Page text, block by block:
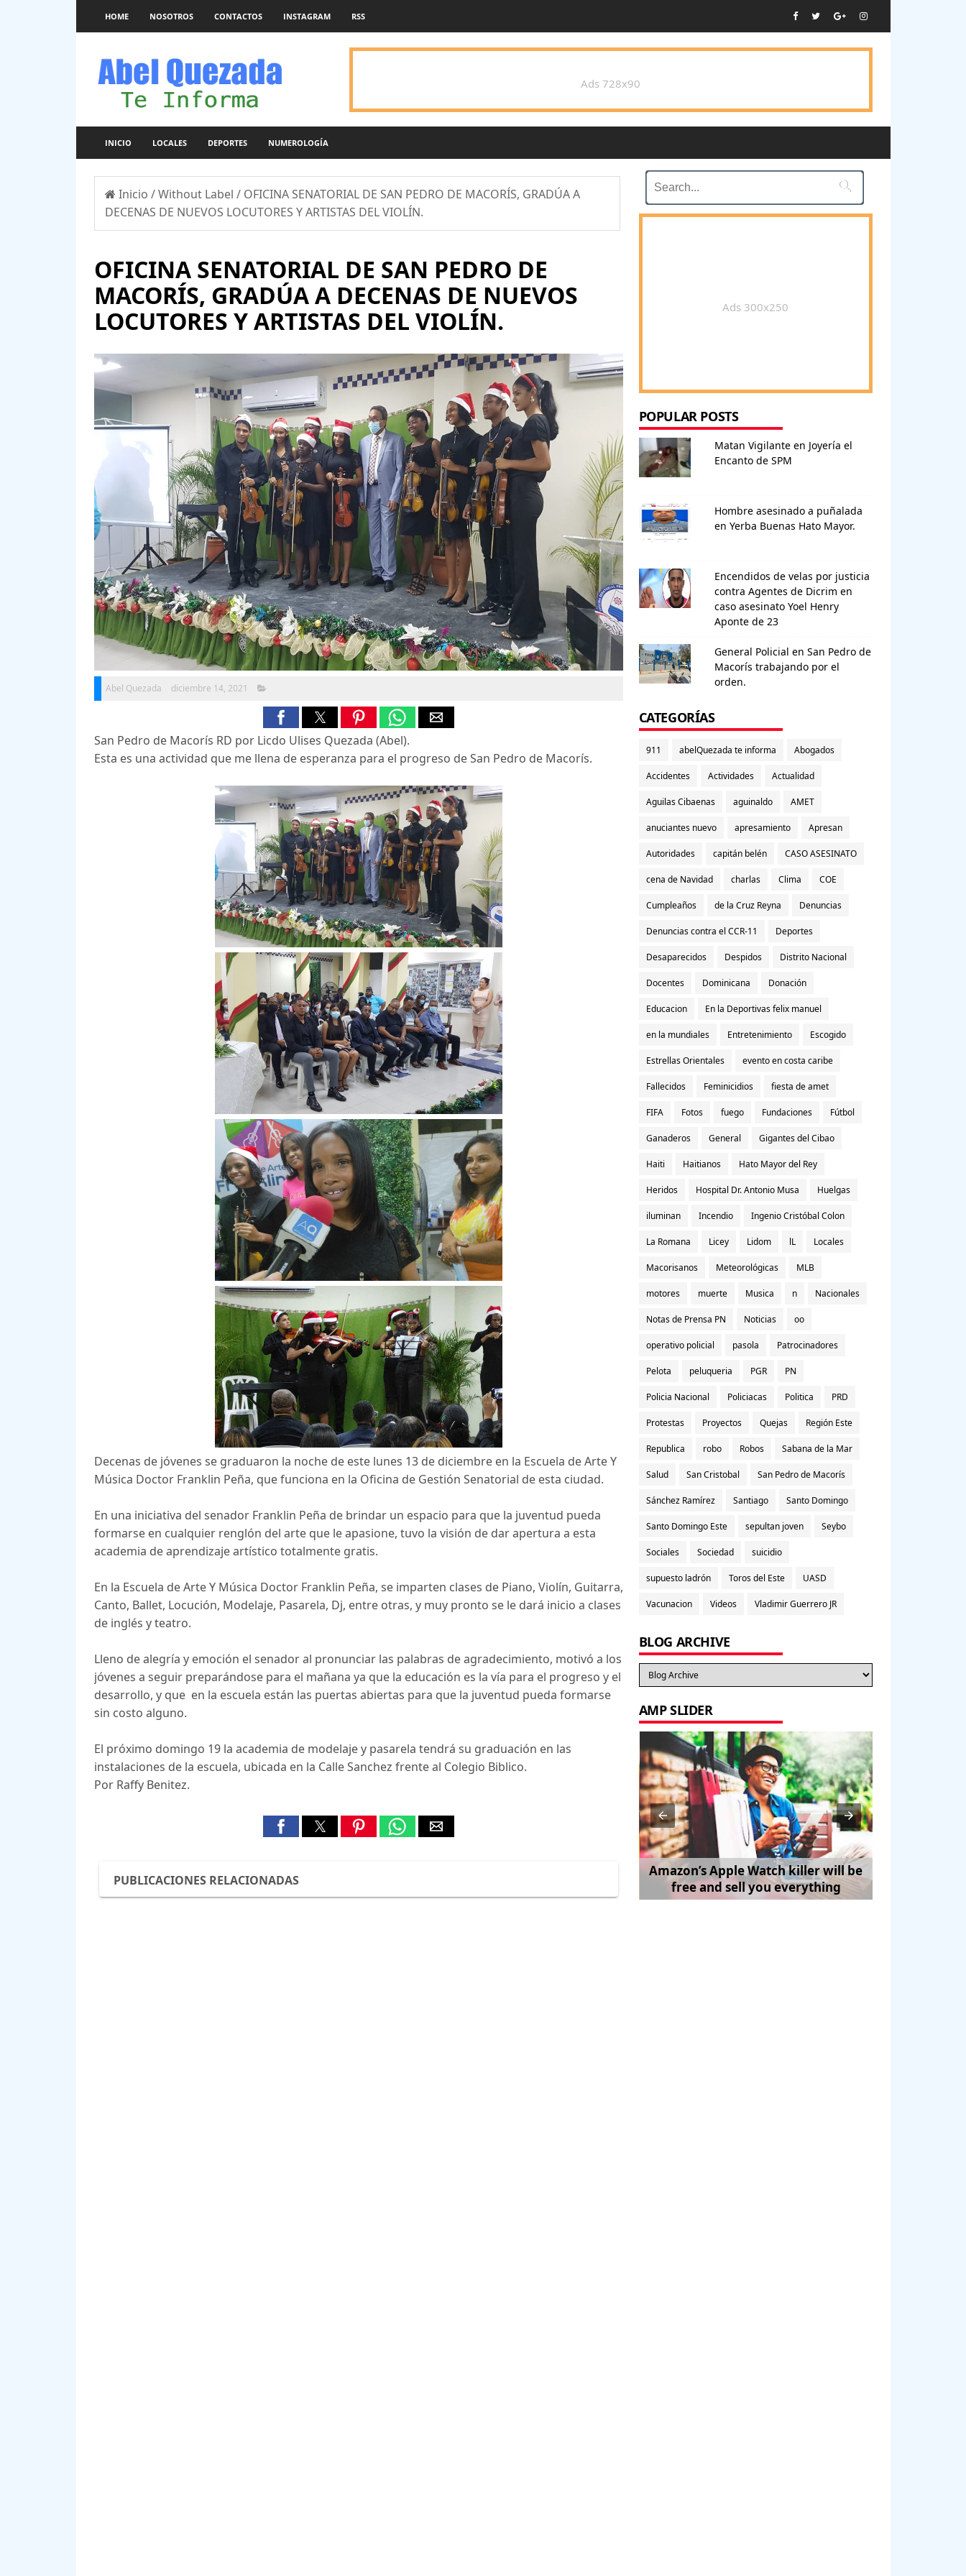
HOME NOSOTROS CONTACTOS INSTAGRAM RSS
Ads 728x90
INICIO LOCALES DEPORTES NUMEROLOGÍA
Inicio /Without Label / OFICINA SENATORIAL DE SAN PEDRO DE MACORÍS, GRADÚA A
DECENAS DE NUEVOS LOCUTORES Y ARTISTAS DEL VIOLÍN.
OFICINA SENATORIAL DE SAN PEDRO DE
MACORÍS, GRADÚA A DECENAS DE NUEVOS
LOCUTORES Y ARTISTAS DEL VIOLÍN.
Abel Quezada diciembre 14, 2021
San Pedro de Macorís RD por Licdo Ulises Quezada (Abel).
Esta es una actividad que me llena de esperanza para el progreso de San Pedro de Macorís.
Decenas de jóvenes se graduaron la noche de este lunes 13 de diciembre en la Escuela de Arte Y
Música Doctor Franklin Peña, que funciona en la Oficina de Gestión Senatorial de esta ciudad.
En una iniciativa del senador Franklin Peña de brindar un espacio para que la juventud pueda
formarse en cualquier renglón del arte que le apasione, tuvo la visión de dar apertura a esta
academia de aprendizaje artístico totalmente gratis.
En la Escuela de Arte Y Música Doctor Franklin Peña, se imparten clases de Piano, Violín, Guitarra,
Canto, Ballet, Locución, Modelaje, Pasarela, Dj, entre otras, y muy pronto se le dará inicio a clases
de inglés y teatro.
Lleno de alegría y emoción el senador al pronunciar las palabras de agradecimiento, motivó a los
jóvenes a seguir preparándose para el mañana ya que la educación es la vía para el progreso y el
desarrollo, y que en la escuela están las puertas abiertas para que la juventud pueda formarse
sin costo alguno.
El próximo domingo 19 la academia de modelaje y pasarela tendrá su graduación en las
instalaciones de la escuela, ubicada en la Calle Sanchez frente al Colegio Biblico.
Por Raffy Benitez.
PUBLICACIONES RELACIONADAS

Ads 300x250
POPULAR POSTS
Matan Vigilante en Joyería el
Encanto de SPM
Hombre asesinado a puñalada
en Yerba Buenas Hato Mayor.
Encendidos de velas por justicia
contra Agentes de Dicrim en
caso asesinato Yoel Henry
Aponte de 23
General Policial en San Pedro de
Macorís trabajando por el
orden.
CATEGORÍAS
911 abelQuezada te informa Abogados
Accidentes Actividades Actualidad
Aguilas Cibaenas aguinaldo AMET
anuciantes nuevo apresamiento Apresan
Autoridades capitán belén CASO ASESINATO
cena de Navidad charlas Clima COE
Cumpleaños de la Cruz Reyna Denuncias
Denuncias contra el CCR-11 Deportes
Desaparecidos Despidos Distrito Nacional
Docentes Dominicana Donación
Educacion En la Deportivas felix manuel
en la mundiales Entretenimiento Escogido
Estrellas Orientales evento en costa caribe
Fallecidos Feminicidios fiesta de amet
FIFA Fotos fuego Fundaciones Fútbol
Ganaderos General Gigantes del Cibao
Haiti Haitianos Hato Mayor del Rey
Heridos Hospital Dr. Antonio Musa Huelgas
iluminan Incendio Ingenio Cristóbal Colon
La Romana Licey Lidom lL Locales
Macorisanos Meteorológicas MLB
motores muerte Musica n Nacionales
Notas de Prensa PN Noticias oo
operativo policial pasola Patrocinadores
Pelota peluqueria PGR PN
Policia Nacional Policiacas Politica PRD
Protestas Proyectos Quejas Región Este
Republica robo Robos Sabana de la Mar
Salud San Cristobal San Pedro de Macorís
Sánchez Ramírez Santiago Santo Domingo
Santo Domingo Este sepultan joven Seybo
Sociales Sociedad suicidio
supuesto ladrón Toros del Este UASD
Vacunacion Videos Vladimir Guerrero JR
BLOG ARCHIVE
AMP SLIDER
Amazon’s Apple Watch killer will be
free and sell you everything